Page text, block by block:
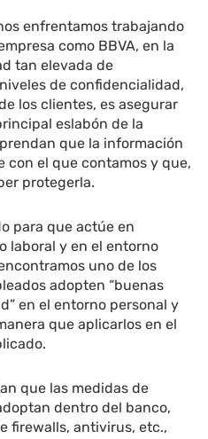
enfrentamos trabajando
como BBVA, en la
tan elevada de
de confidencialidad,
los clientes, es asegurar
eslabón de la
que la información
con el que contamos y que,
protegerla.
para que actúe en
laboral y en el entorno
uno de los
adopten “buenas
en el entorno personal y
que aplicarlos en el
que las medidas de
dentro del banco,
firewalls, antivirus, etc.,